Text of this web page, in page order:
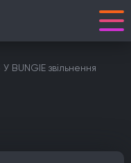
У BUNGIE звільнення